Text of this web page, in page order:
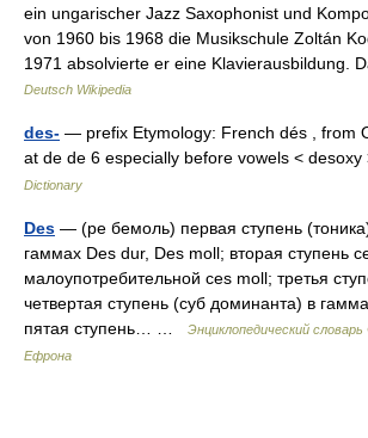
ein ungarischer Jazz Saxophonist und
von 1960 bis 1968 die Musikschule Zoltán
1971 absolvierte er eine Klavierausbildung.
Deutsch Wikipedia
des- — prefix Etymology: French dés , from
at de de 6 especially before vowels <
Dictionary
Des — (ре бемоль) первая ступень
гаммах Des dur, Des moll; вторая ступень
малоупотребительной ces moll; третья
четвертая ступень (суб доминанта) в
пятая ступень… …
Энциклопедический
Ефрона